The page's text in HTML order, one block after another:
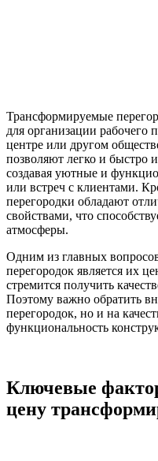
Трансформируемые
для организации рабочего
центре или другом
позволяют легко и быстро
создавая уютные и
или встреч с клиентами.
перегородки обладают
свойствами, что
атмосферы.
Одним из главных
перегородок является их
стремится получить
Поэтому важно обратить
перегородок, но и на
функциональность
Ключевые
цену